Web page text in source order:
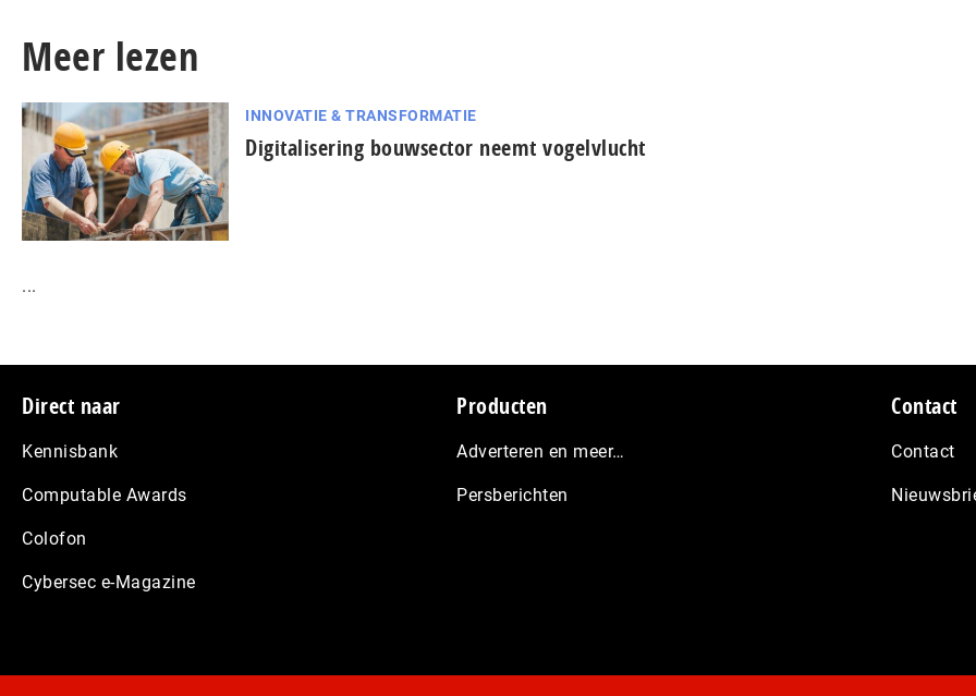
Meer lezen
INNOVATIE & TRANSFORMATIE
Digitalisering bouwsector neemt vogelvlucht
...
Footer
Direct naar
Kennisbank
Computable Awards
Colofon
Cybersec e-Magazine
Producten
Adverteren en meer…
Persberichten
Contact
Contact